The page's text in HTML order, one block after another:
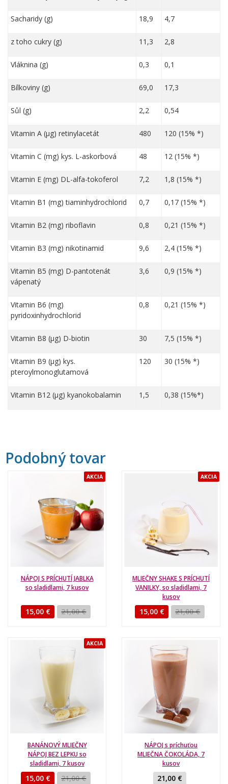
Sacharidy (g) 18,9 4,7
z toho cukry (g) 11,3 2,8
Vláknina (g) 0,3 0,1
Bílkoviny (g) 69,0 17,3
Sůl (g) 2,2 0,54
Vitamin A (µg) retinylacetát 480 120 (15% *)
Vitamin C (mg) kys. L-askorbová 48 12 (15% *)
Vitamin E (mg) DL-alfa-tokoferol 7,2 1,8 (15% *)
Vitamin B1 (mg) tiaminhydrochlorid 0,7 0,17 (15% *)
Vitamin B2 (mg) riboflavin 0,8 0,21 (15% *)
Vitamin B3 (mg) nikotinamid 9,6 2,4 (15% *)
Vitamin B5 (mg) D-pantotenát
vápenatý
3,6 0,9 (15% *)
Vitamin B6 (mg)
pyridoxinhydrochlorid
0,8 0,21 (15% *)
Vitamin B8 (µg) D-biotin 30 7,5 (15% *)
Vitamin B9 (µg) kys.
pteroylmonoglutamová
120 30 (15% *)
Vitamin B12 (µg) kyanokobalamin 1,5 0,38 (15%*)
Podobný tovar
AKCIA
NÁPOJ S PRÍCHUTÍ JABLKA
so sladidlami, 7 kusov
15,00 € 21,00 €
AKCIA
MLIEČNY SHAKE S PRÍCHUTÍ
VANILKY, so sladidlami, 7
kusov
15,00 € 21,00 €
AKCIA
BANÁNOVÝ MLIEČNY
NÁPOJ BEZ LEPKU so
sladidlami, 7 kusov
15,00 € 21,00 €
NÁPOJ s príchuťou
MLIEČNA ČOKOLÁDA, 7
kusov
21,00 €